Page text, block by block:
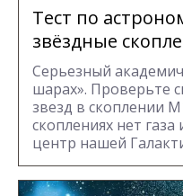
Тест по
звёздные
Серьезный
шарах». Проверьте
звезд в скоплении
скоплениях нет
центр нашей